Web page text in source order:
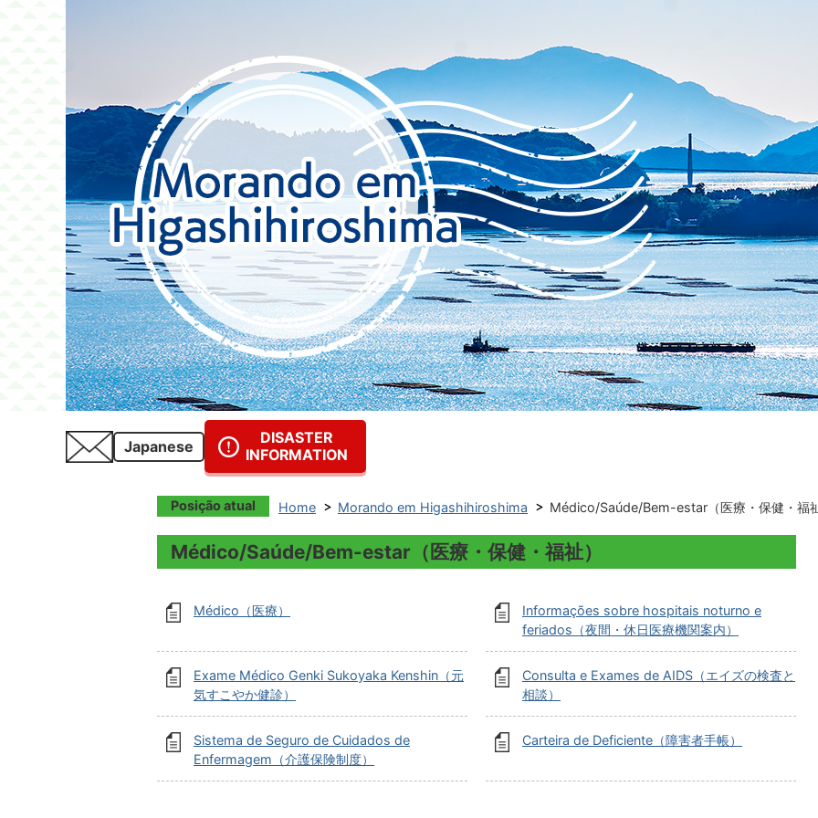
Japanese
DISASTER
INFORMATION
Posição atual Home Morando em Higashihiroshima Médico/Saúde/Bem-estar（医療・保健・福
Médico/Saúde/Bem-estar（医療・保健・福祉）
Médico（医療）
Informações sobre hospitais noturno e
feriados（夜間・休日医療機関案内）
Exame Médico Genki Sukoyaka Kenshin（元
気すこやか健診）
Consulta e Exames de AIDS（エイズの検査と
相談）
Sistema de Seguro de Cuidados de
Enfermagem（介護保険制度）
Carteira de Deficiente（障害者手帳）